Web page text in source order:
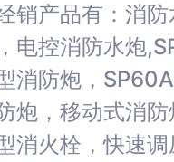
销产品有：消
电控消防水炮
消防炮，
炮，移动式消
消火栓，快速调